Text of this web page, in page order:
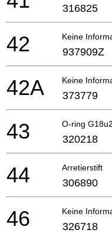
316825
Keine
42 937909Z
Keine
42A 373779
O-ring
43 320218
Arretierstift
44 306890
Keine
46 326718